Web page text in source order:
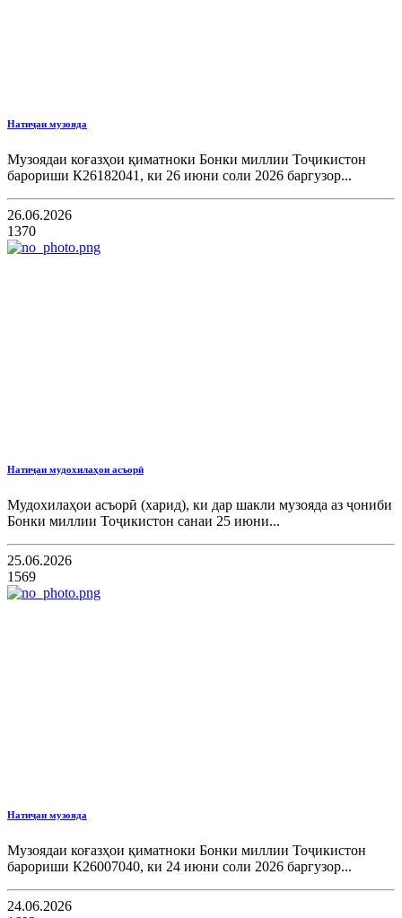
Натиҷаи музояда
Музоядаи коғазҳои қиматноки Бонки миллии Тоҷикистон
барориши К26182041, ки 26 июни соли 2026 баргузор...
26.06.2026
1370
Натиҷаи мудохилаҳои асъорӣ
Мудохилаҳои асъорӣ (харид), ки дар шакли музояда аз ҷониби
Бонки миллии Тоҷикистон санаи 25 июни...
25.06.2026
1569
Натиҷаи музояда
Музоядаи коғазҳои қиматноки Бонки миллии Тоҷикистон
барориши К26007040, ки 24 июни соли 2026 баргузор...
24.06.2026